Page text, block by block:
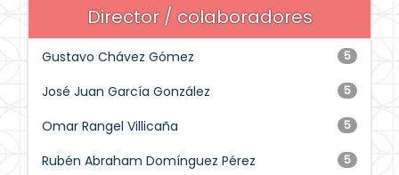
Director / colaboradores
5
Gustavo Chávez Gómez
5
José Juan García González
5
Omar Rangel Villicaña
5
Rubén Abraham Domínguez Pérez